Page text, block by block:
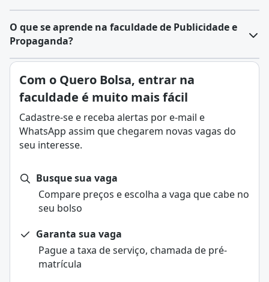
O curso de Publicidade e Propaganda tem foco em
comunicação, marketing e criação publicitária. O
ações de comunicação, produzir campanhas e
gerenciar mídia.
O mercado de trabalho é amplo, incluindo áreas de
assessoria de imprensa, atendimento de contas e
marketing em empresas públicas e privadas.
O que se aprende na faculdade de Publicidade e
Propaganda?
Os alunos desenvolvem habilidades em:
Análise de mercado e criação de soluções de
comunicação criativas e éticas.
Planejamento de marketing, branding, promoção de
vendas e gerenciamento de mídia.
Produção publicitária em áudio, audiovisual e digital.
atuação em equipes multidisciplinares.
Aplicação de pesquisas de mercado e métricas
midiáticas.
Desenvolvimento de projetos experimentais e estágio
Matriz Curricular (exemplos de disciplinas)
Comunicação Visual
Redação Publicitária
Com o Quero Bolsa, entrar na
faculdade é muito mais fácil
Cadastre-se e receba alertas por e-mail e
WhatsApp assim que chegarem novas vagas do
seu interesse.
Busque sua vaga
Compare preços e escolha a vaga que cabe no
seu bolso
Garanta sua vaga
Pague a taxa de serviço, chamada de pré-
matrícula